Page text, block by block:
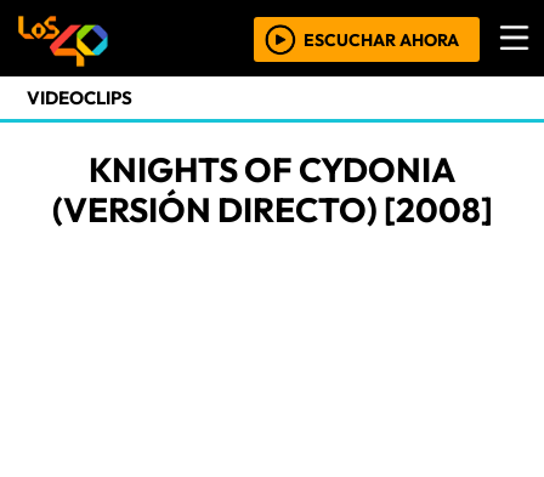
ESCUCHAR AHORA
VIDEOCLIPS
KNIGHTS OF CYDONIA
(VERSIÓN DIRECTO) [2008]